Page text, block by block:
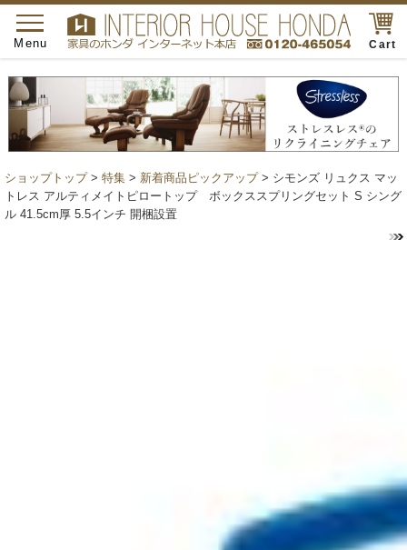
Cart
toggle
navigation
Menu
ショップトップ> 特集 > 新着商品ピックアップ> シモンズ リュクス マッ
トレス アルティメイトピロートップ ボックススプリングセット S シング
ル 41.5cm厚 5.5インチ 開梱設置